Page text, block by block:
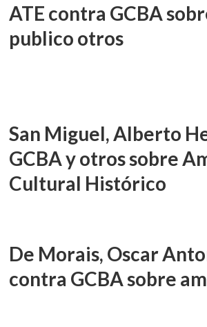
ATE contra GCBA
publico otros
San Miguel, Alberto
GCBA y otros sobre
Cultural Histórico
De Morais, Oscar
contra GCBA sobre